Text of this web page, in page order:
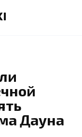
Дауна